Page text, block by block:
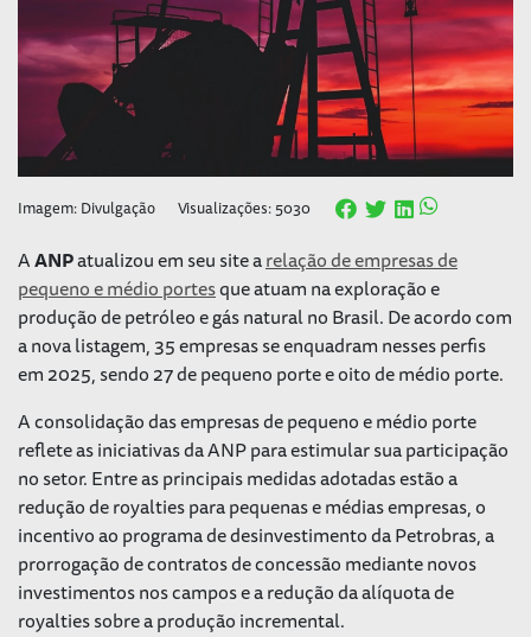
Imagem: Divulgação Visualizações: 5030
AANPatualizou em seu site arelação de empresas de
pequeno e médio portesque atuam na exploração e
produção de petróleo e gás natural no Brasil. De acordo com
a nova listagem, 35 empresas se enquadram nesses perfis
em 2025, sendo 27 de pequeno porte e oito de médio porte.
A consolidação das empresas de pequeno e médio porte
reflete as iniciativas da ANP para estimular sua participação
no setor. Entre as principais medidas adotadas estão a
redução de royalties para pequenas e médias empresas, o
incentivo ao programa de desinvestimento da Petrobras, a
prorrogação de contratos de concessão mediante novos
investimentos nos campos e a redução da alíquota de
royalties sobre a produção incremental.